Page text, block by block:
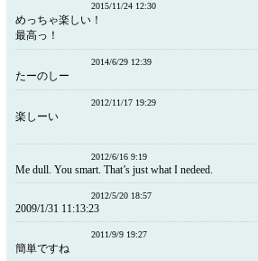
2015/11/24 12:30
めっちゃ楽しい！
最高っ！
2014/6/29 12:39
たーのしー
2012/11/17 19:29
楽
2012/6/16 9:19
Me dull. You smart. That’s just what I nedeed.
2012/5/20 18:57
2009/1/31 11:13:23
2011/9/9 19:27
簡単ですね